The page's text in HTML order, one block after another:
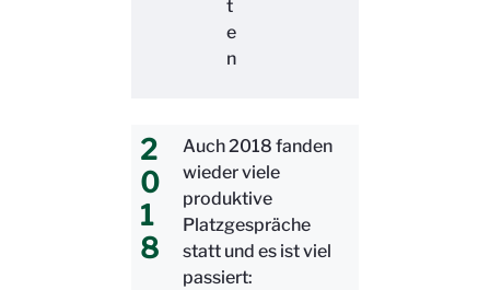
t
e
n
2
0
1
8
Auch 2018 fanden
wieder viele
produktive
Platzgespräche
statt und es ist viel
passiert: